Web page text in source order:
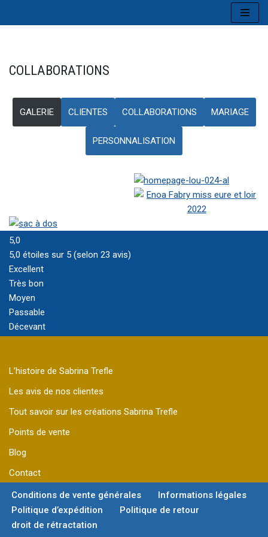
COLLABORATIONS
GALERIE CLIENTES COLLABORATIONS MARIAGE
PERSONNALISATION
5,0
5,0 étoiles sur 5 (selon 23 avis)
Excellent
Très bon
Moyen
Passable
Décevant
L’histoire de Sabrina Trefle
Les avis de nos clientes
Tout savoir sur les créations Sabrina Trefle
Points de vente
Blog
Contact
Conditions de vente générales
Informations légales
Politique d’expédition
Politique de retour
droit de rétractation